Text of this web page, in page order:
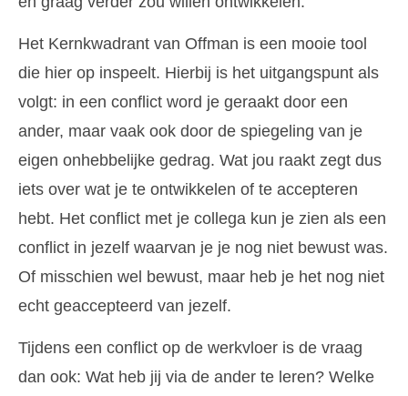
Het Kernkwadrant van Offman is een mooie tool
die hier op inspeelt. Hierbij is het uitgangspunt als
volgt: in een conflict word je geraakt door een
ander, maar vaak ook door de spiegeling van je
eigen onhebbelijke gedrag. Wat jou raakt zegt dus
iets over wat je te ontwikkelen of te accepteren
hebt. Het conflict met je collega kun je zien als een
conflict in jezelf waarvan je je nog niet bewust was.
Of misschien wel bewust, maar heb je het nog niet
echt geaccepteerd van jezelf.
Tijdens een conflict op de werkvloer is de vraag
dan ook: Wat heb jij via de ander te leren? Welke